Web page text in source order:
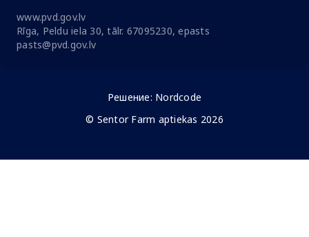
www.pvd.gov.lv
Rīga, Peldu iela 30, tālr. 67095230, epasts
pasts@pvd.gov.lv
Решение: Nordcode
© Sentor Farm aptiekas 2026